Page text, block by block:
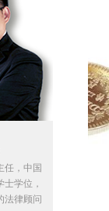
任，中国
学位，
法律顾问